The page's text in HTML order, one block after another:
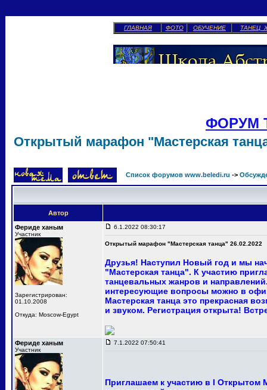
ГЛАВНАЯ ФОТО ОБУЧЕНИЕ ТАНЕЦ
ФОРУМ
Открытый марафон "Мастерская
Список форумов www.beledi.ru ->
Автор
Фериде ханым
Участник
Зарегистрирован:
01.10.2008
Откуда: Moscow-Egypt
6.1.2022 08:30:17
Открытый марафон "Мастерская танца" 26.02.2022
Друзья! Наступил Новый год и мы
"Мастерская танца". К участию
танцевальных жанров и
интересующие вопросы можно в
Мастерская танца это прекрасная
и звуком. Регистрация открыта!
Фериде ханым
Участник
7.1.2022 07:50:41
Приглашаем к участию в I